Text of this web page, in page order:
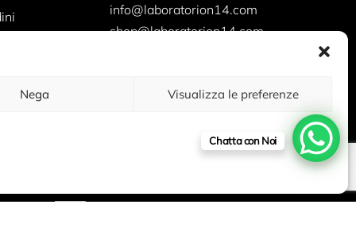
Nega Visualizza le preferenze
info@laboratorion14.com
shop@laboratorion14.com
Chatta con Noi